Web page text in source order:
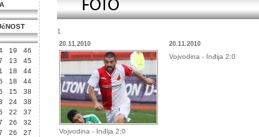
19
46
13
45
18
44
18
44
15
38
24
38
22
37
26
32
26
27
1
20.11.2010
Vojvodina - Inđija 2:0
20.11.2010
Vojvodina - Inđija 2:0